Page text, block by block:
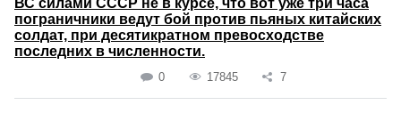
ВС силами СССР не в курсе, что вот уже три часа
пограничники ведут бой против пьяных китайских
солдат, при десятикратном превосходстве
последних в численности.
0 17845 7